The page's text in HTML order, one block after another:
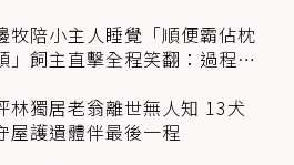
牧陪小主人睡覺「順便霸佔枕
」飼主直擊全程笑翻：過程絲
林獨居老翁離世無人知 13犬
屋護遺體伴最後一程